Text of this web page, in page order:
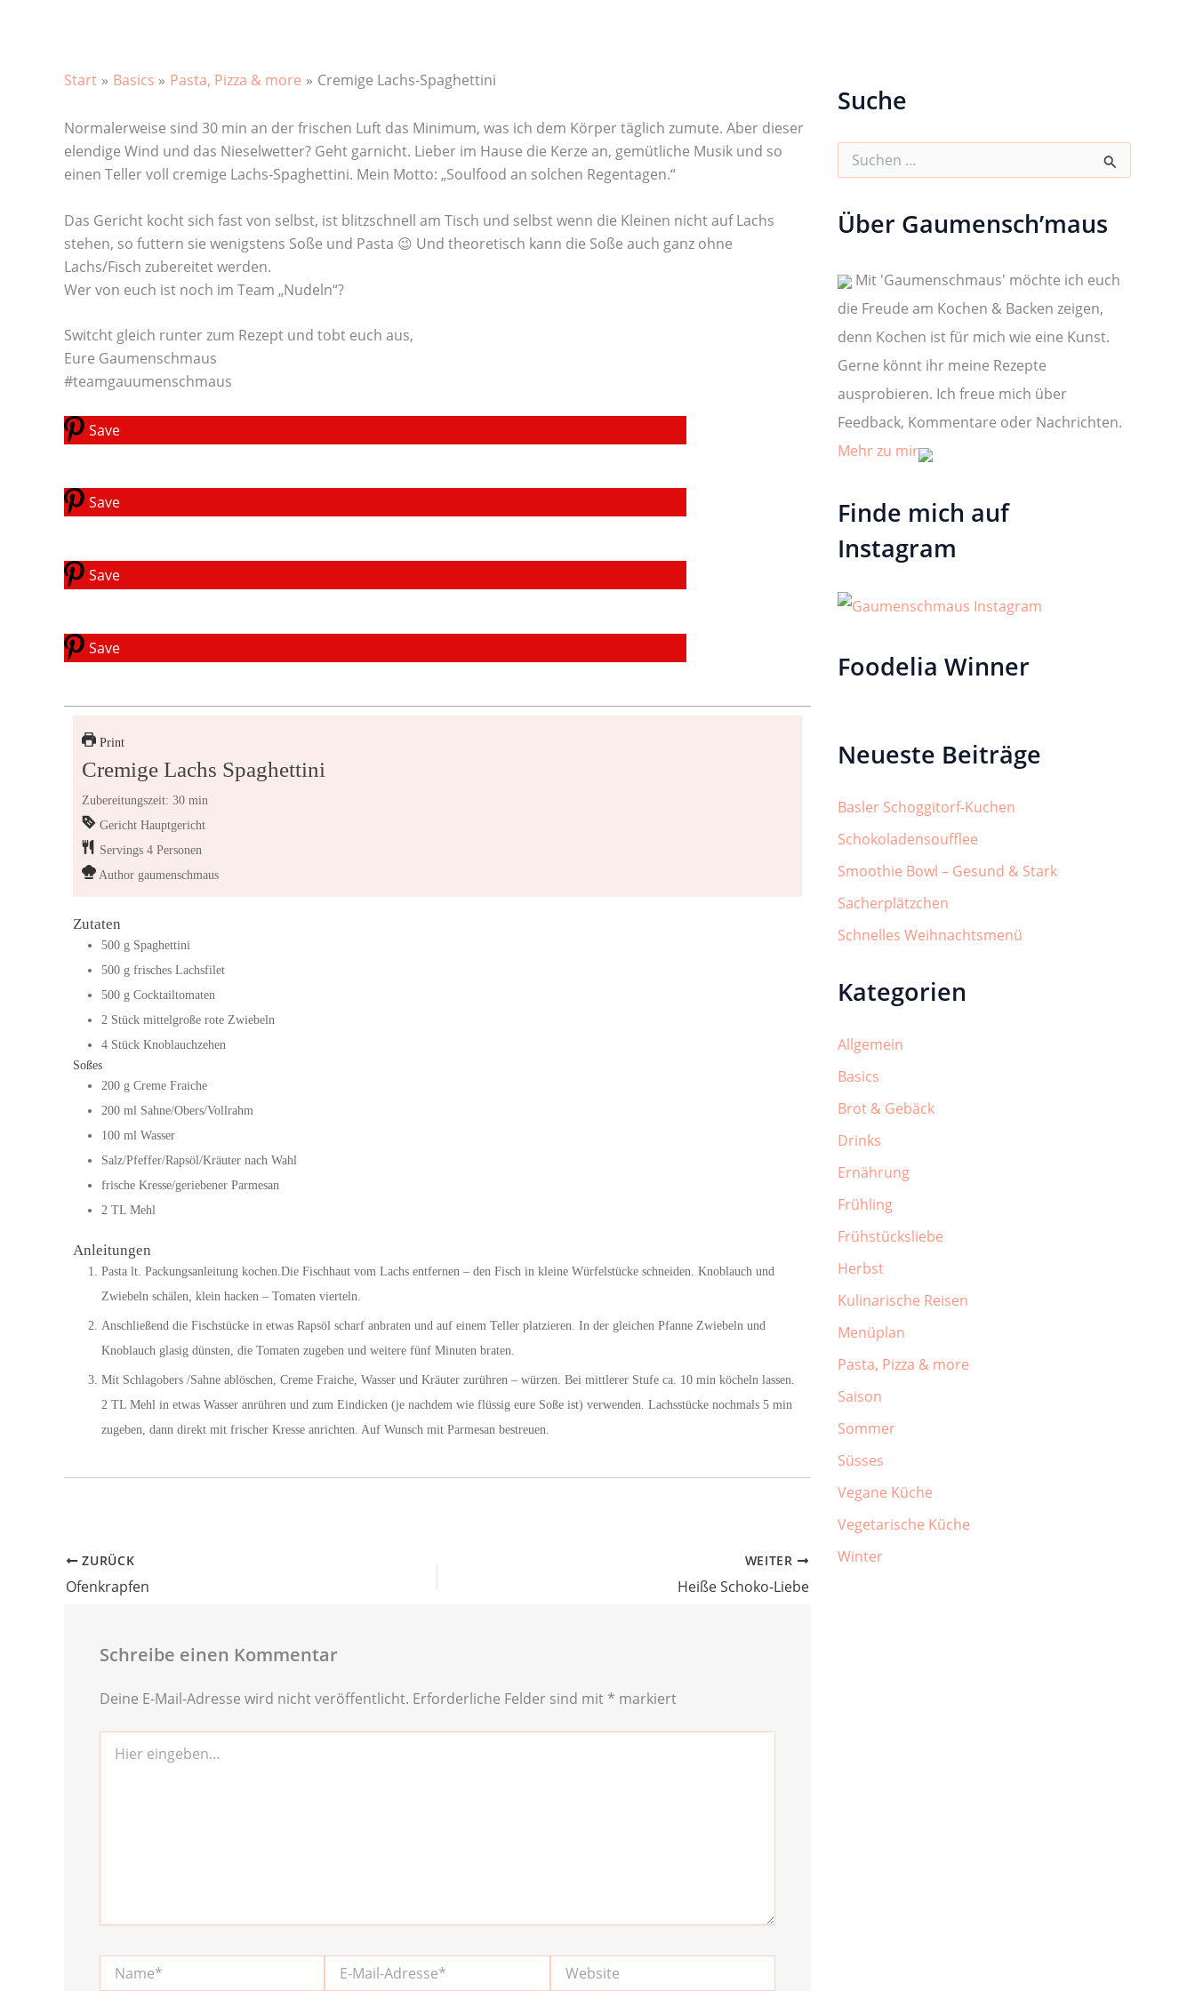
Start Basics Pasta, Pizza & more Cremige Lachs-Spaghettini
Normalerweise sind 30 min an der frischen Luft das Minimum, was ich dem Körper täglich zumute. Aber dieser
elendige Wind und das Nieselwetter? Geht garnicht. Lieber im Hause die Kerze an, gemütliche Musik und so
einen Teller voll cremige Lachs-Spaghettini. Mein Motto: „Soulfood an solchen Regentagen.“
Das Gericht kocht sich fast von selbst, ist blitzschnell am Tisch und selbst wenn die Kleinen nicht auf Lachs
stehen, so futtern sie wenigstens Soße und Pasta 😉 Und theoretisch kann die Soße auch ganz ohne
Lachs/Fisch zubereitet werden.
Wer von euch ist noch im Team „Nudeln“?
Switcht gleich runter zum Rezept und tobt euch aus,
Eure Gaumenschmaus
#teamgauumenschmaus
Save
Save
Save
Save
Print
Cremige Lachs Spaghettini
Zubereitungszeit: 30 min
Gericht Hauptgericht
Servings 4 Personen
Author gaumenschmaus
Zutaten
500 g Spaghettini
500 g frisches Lachsfilet
500 g Cocktailtomaten
2 Stück mittelgroße rote Zwiebeln
4 Stück Knoblauchzehen
Soßes
200 g Creme Fraiche
200 ml Sahne/Obers/Vollrahm
100 ml Wasser
Salz/Pfeffer/Rapsöl/Kräuter nach Wahl
frische Kresse/geriebener Parmesan
2 TL Mehl
Anleitungen
Pasta lt. Packungsanleitung kochen.Die Fischhaut vom Lachs entfernen – den Fisch in kleine Würfelstücke schneiden. Knoblauch und
Zwiebeln schälen, klein hacken – Tomaten vierteln.
Anschließend die Fischstücke in etwas Rapsöl scharf anbraten und auf einem Teller platzieren. In der gleichen Pfanne Zwiebeln und
Knoblauch glasig dünsten, die Tomaten zugeben und weitere fünf Minuten braten.
Mit Schlagobers /Sahne ablöschen, Creme Fraiche, Wasser und Kräuter zurühren – würzen. Bei mittlerer Stufe ca. 10 min köcheln lassen.
2 TL Mehl in etwas Wasser anrühren und zum Eindicken (je nachdem wie flüssig eure Soße ist) verwenden. Lachsstücke nochmals 5 min
zugeben, dann direkt mit frischer Kresse anrichten. Auf Wunsch mit Parmesan bestreuen.
ZURÜCK
Ofenkrapfen
WEITER
Heiße Schoko-Liebe
Schreibe einen Kommentar
Deine E-Mail-Adresse wird nicht veröffentlicht. Erforderliche Felder sind mit * markiert
eingeben…
Mail-
Website
Suche
e
a
c
h
Über Gaumensch’maus
Mit 'Gaumenschmaus' möchte ich euch
die Freude am Kochen & Backen zeigen,
denn Kochen ist für mich wie eine Kunst.
Gerne könnt ihr meine Rezepte
ausprobieren. Ich freue mich über
Feedback, Kommentare oder Nachrichten.
Mehr zu mir
Finde mich auf
Instagram
Foodelia Winner
Neueste Beiträge
Basler Schoggitorf-Kuchen
Schokoladensoufflee
Smoothie Bowl – Gesund & Stark
Sacherplätzchen
Schnelles Weihnachtsmenü
Kategorien
Allgemein
Basics
Brot & Gebäck
Drinks
Ernährung
Frühling
Frühstücksliebe
Herbst
Kulinarische Reisen
Menüplan
Pasta, Pizza & more
Saison
Sommer
Süsses
Vegane Küche
Vegetarische Küche
Winter